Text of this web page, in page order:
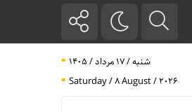
شنبه / ۱۷ مرداد / ۱۴۰۵
Saturday / 8 August / 2026